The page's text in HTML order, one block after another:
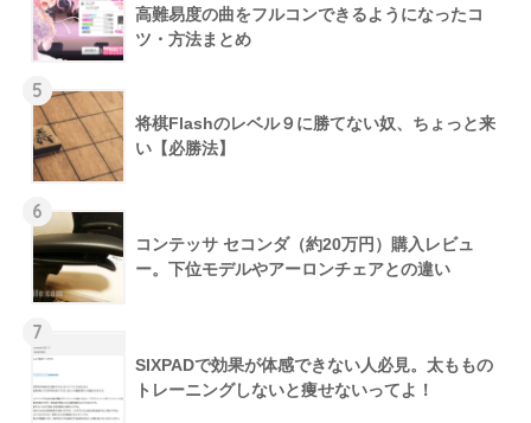
高難易度の曲をフルコンできるようになったコ
ツ・方法まとめ
5
将棋Flashのレベル９に勝てない奴、ちょっと来
い【必勝法】
6
コンテッサ セコンダ（約20万円）購入レビュ
ー。下位モデルやアーロンチェアとの違い
7
SIXPADで効果が体感できない人必見。太ももの
トレーニングしないと痩せないってよ！